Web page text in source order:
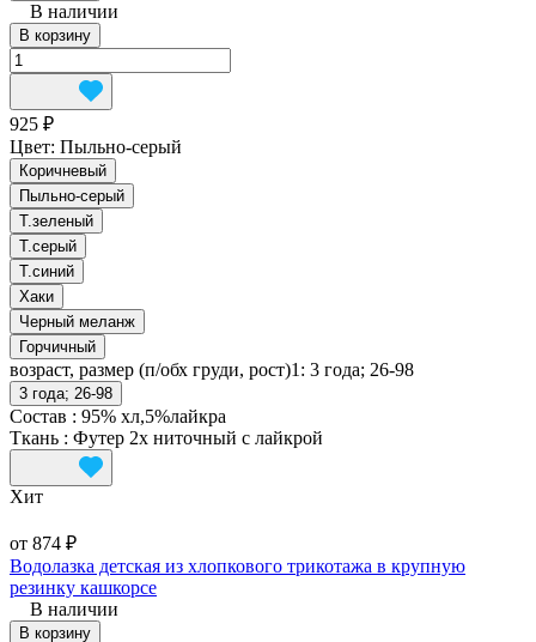
В наличии
В корзину
925 ₽
Цвет: Пыльно-серый
Коричневый
Пыльно-серый
Т.зеленый
Т.серый
Т.синий
Хаки
Черный меланж
Горчичный
возраст, размер (п/обх груди, рост)1: 3 года; 26-98
3 года; 26-98
Состав : 95% хл,5%лайкра
Ткань : Футер 2х ниточный с лайкрой
Хит
от 874 ₽
Водолазка детская из хлопкового трикотажа в крупную
резинку кашкорсе
В наличии
В корзину